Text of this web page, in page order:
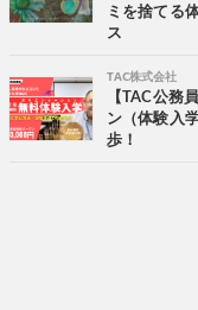
ミを捨てる
ス
TAC株式会社
【TAC公務
ン（体験入
歩！